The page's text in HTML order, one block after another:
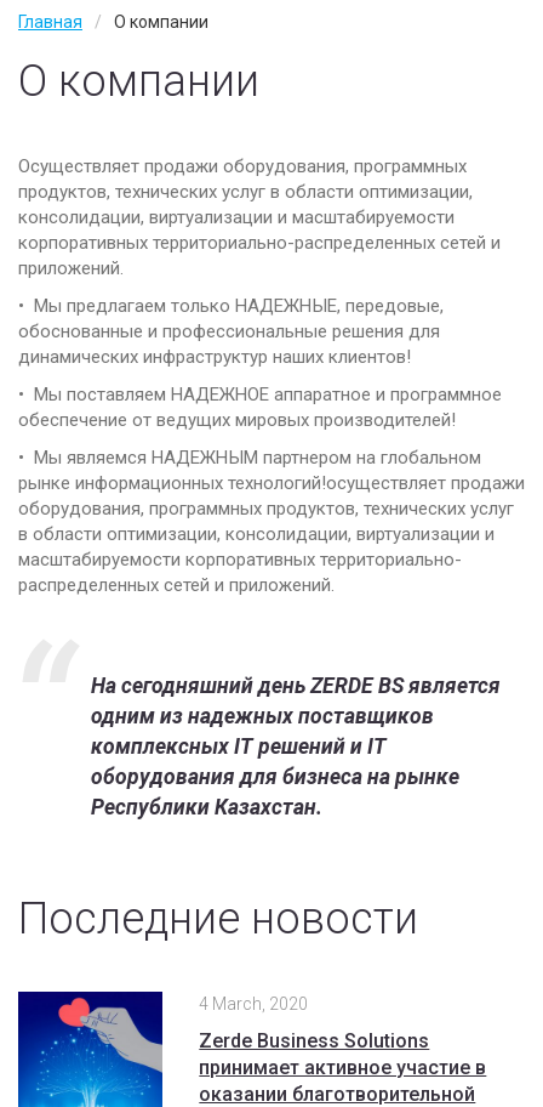
Veeam
IT аутсорсинг
Тех. поддержка
Наши заказчики
О компании
Наши партнеры
Контакты
Политика конфиденциальности
vSAN
Главная О компании
О компании
Осуществляет продажи оборудования, программных
продуктов, технических услуг в области оптимизации,
консолидации, виртуализации и масштабируемости
корпоративных территориально-распределенных сетей и
приложений.
• Мы предлагаем только НАДЕЖНЫЕ, передовые,
обоснованные и профессиональные решения для
динамических инфраструктур наших клиентов!
• Мы поставляем НАДЕЖНОЕ аппаратное и программное
обеспечение от ведущих мировых производителей!
• Мы являемся НАДЕЖНЫМ партнером на глобальном
рынке информационных технологий!осуществляет продажи
оборудования, программных продуктов, технических услуг
в области оптимизации, консолидации, виртуализации и
масштабируемости корпоративных территориально-
распределенных сетей и приложений.
На сегодняшний день ZERDE BS является
одним из надежных поставщиков
комплексных IT решений и IT
оборудования для бизнеса на рынке
Республики Казахстан.
Последние новости
4 March, 2020
Zerde Business Solutions
принимает активное участие в
оказании благотворительной